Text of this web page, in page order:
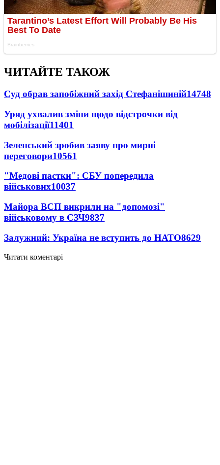
ЧИТАЙТЕ ТАКОЖ
Суд обрав запобіжний захід Стефанішиній14748
Уряд ухвалив зміни щодо відстрочки від
мобілізації11401
Зеленський зробив заяву про мирні
переговори10561
"Медові пастки": СБУ попередила
військових10037
Майора ВСП викрили на "допомозі"
військовому в СЗЧ9837
Залужний: Україна не вступить до НАТО8629
Читати коментарі